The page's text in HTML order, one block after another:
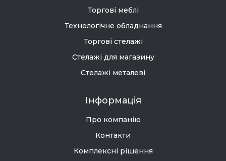
Торгові меблі
Технологічне обладнання
Торгові стелажі
Стелажі для магазину
Стелажі металеві
Інформація
Про компанію
Контакти
Комплексні рішення